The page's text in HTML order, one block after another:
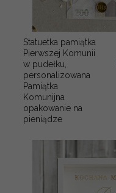
Statuetka pamiątka
Pierwszej Komunii
w pudełku,
personalizowana
Pamiątka
Komunijna
opakowanie na
pieniądze